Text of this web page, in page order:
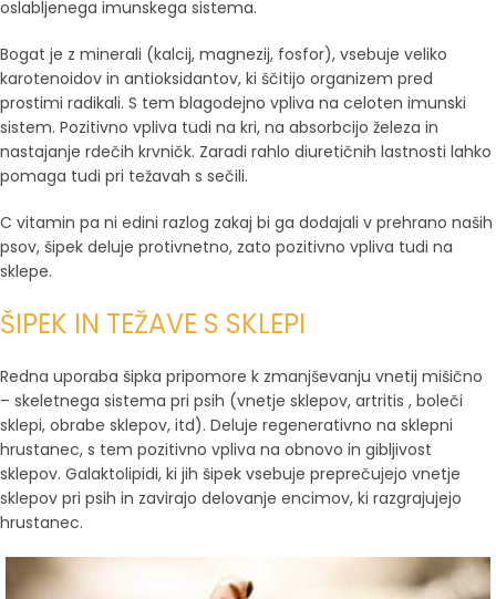
oslabljenega imunskega sistema.
Bogat je z minerali (kalcij, magnezij, fosfor), vsebuje veliko
karotenoidov in antioksidantov, ki ščitijo organizem pred
prostimi radikali. S tem blagodejno vpliva na celoten imunski
sistem. Pozitivno vpliva tudi na kri, na absorbcijo železa in
nastajanje rdečih krvničk. Zaradi rahlo diuretičnih lastnosti lahko
pomaga tudi pri težavah s sečili.
C vitamin pa ni edini razlog zakaj bi ga dodajali v prehrano naših
psov, šipek deluje protivnetno, zato pozitivno vpliva tudi na
sklepe.
ŠIPEK IN TEŽAVE S SKLEPI
Redna uporaba šipka pripomore k zmanjševanju vnetij mišično
– skeletnega sistema pri psih (vnetje sklepov, artritis , boleči
sklepi, obrabe sklepov, itd). Deluje regenerativno na sklepni
hrustanec, s tem pozitivno vpliva na obnovo in gibljivost
sklepov. Galaktolipidi, ki jih šipek vsebuje preprečujejo vnetje
sklepov pri psih in zavirajo delovanje encimov, ki razgrajujejo
hrustanec.